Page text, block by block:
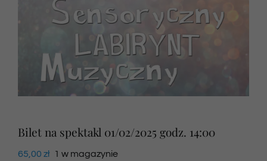
SKLEP VOD
Bilet na spektakl 01/02/2025 godz. 14:00
65,00 zł 1 w magazynie